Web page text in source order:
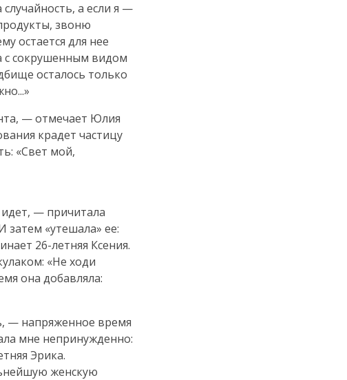
а если я —
звоню
остается для нее
с сокрушенным видом
осталось только
— отмечает Юлия
крадет частицу
«Свет мой,
идет, — причитала
«утешала» ее:
26-летняя Ксения.
«Не ходи
она добавляла:
— напряженное время
мне непринужденно:
Эрика.
женскую